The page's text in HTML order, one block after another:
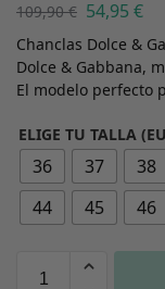
109,90€ 54,95 €
Chanclas Dolce &
Dolce & Gabbana,
El modelo perfecto
ELIGE TU TALLA
36 37 38
44
45 46